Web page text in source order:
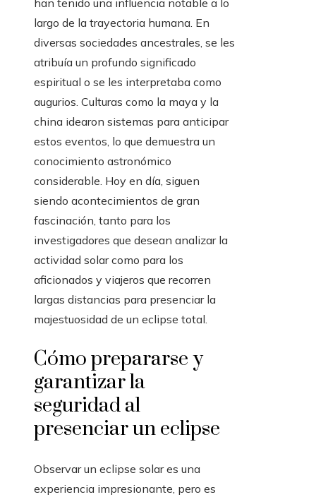
han tenido una influencia notable a lo
largo de la trayectoria humana. En
diversas sociedades ancestrales, se les
atribuía un profundo significado
espiritual o se les interpretaba como
augurios. Culturas como la maya y la
china idearon sistemas para anticipar
estos eventos, lo que demuestra un
conocimiento astronómico
considerable. Hoy en día, siguen
siendo acontecimientos de gran
fascinación, tanto para los
investigadores que desean analizar la
actividad solar como para los
aficionados y viajeros que recorren
largas distancias para presenciar la
majestuosidad de un eclipse total.
Cómo prepararse y
garantizar la
seguridad al
presenciar un eclipse
Observar un eclipse solar es una
experiencia impresionante, pero es